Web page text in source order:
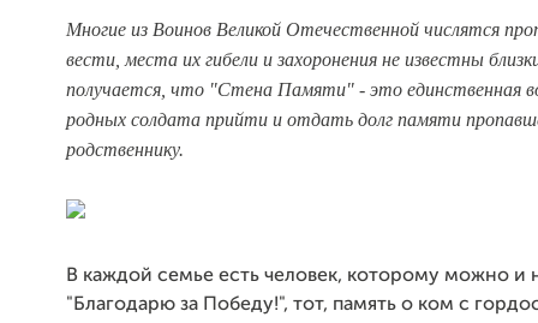
Многие из Воинов Великой Отечественной числятся
вести, места их гибели и захоронения не известны
получается, что "Стена Памяти" - это единственная
родных солдата прийти и отдать долг памяти
родственнику.
В каждой семье есть человек, которому можно и
"Благодарю за Победу!", тот, память о ком с